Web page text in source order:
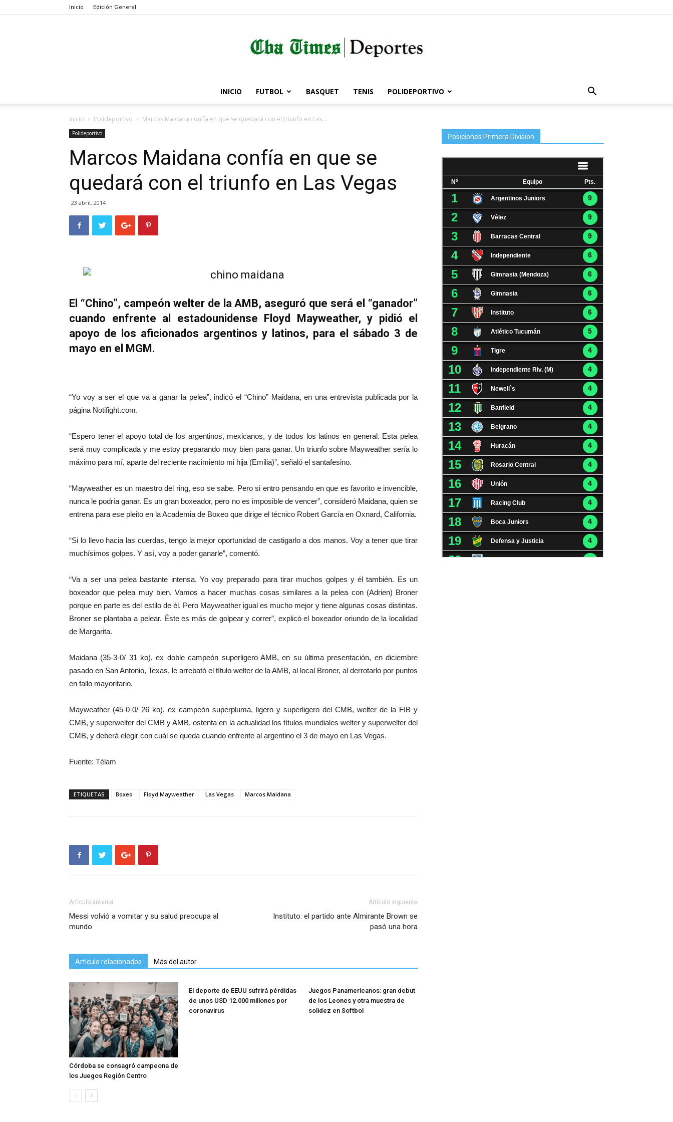
Inicio Edición General
Córdoba
Times
INICIO FUTBOL BASQUET TENIS POLIDEPORTIVO
Inicio Polideportivo Marcos Maidana confía en que se quedará con el triunfo en Las...
Polideportivo
Marcos Maidana confía en que se
quedará con el triunfo en Las Vegas
23 abril, 2014
El “Chino”, campeón welter de la AMB, aseguró que será el “ganador”
cuando enfrente al estadounidense Floyd Mayweather, y pidió el
apoyo de los aficionados argentinos y latinos, para el sábado 3 de
mayo en el MGM.
“Yo voy a ser el que va a ganar la pelea”, indicó el “Chino” Maidana, en una entrevista publicada por la
página Notifight.com.
“Espero tener el apoyo total de los argentinos, mexicanos, y de todos los latinos en general. Esta pelea
será muy complicada y me estoy preparando muy bien para ganar. Un triunfo sobre Mayweather sería lo
máximo para mí, aparte del reciente nacimiento mi hija (Emilia)”, señaló el santafesino.
“Mayweather es un maestro del ring, eso se sabe. Pero si entro pensando en que es favorito e invencible,
nunca le podría ganar. Es un gran boxeador, pero no es imposible de vencer”, consideró Maidana, quien se
entrena para ese pleito en la Academia de Boxeo que dirige el técnico Robert García en Oxnard, California.
“Si lo llevo hacia las cuerdas, tengo la mejor oportunidad de castigarlo a dos manos. Voy a tener que tirar
muchísimos golpes. Y así, voy a poder ganarle”, comentó.
“Va a ser una pelea bastante intensa. Yo voy preparado para tirar muchos golpes y él también. Es un
boxeador que pelea muy bien. Vamos a hacer muchas cosas similares a la pelea con (Adrien) Broner
porque en parte es del estilo de él. Pero Mayweather igual es mucho mejor y tiene algunas cosas distintas.
Broner se plantaba a pelear. Éste es más de golpear y correr”, explicó el boxeador oriundo de la localidad
de Margarita.
Maidana (35-3-0/ 31 ko), ex doble campeón superligero AMB, en su última presentación, en diciembre
pasado en San Antonio, Texas, le arrebató el título welter de la AMB, al local Broner, al derrotarlo por puntos
en fallo mayoritario.
Mayweather (45-0-0/ 26 ko), ex campeón superpluma, ligero y superligero del CMB, welter de la FIB y
CMB, y superwelter del CMB y AMB, ostenta en la actualidad los títulos mundiales welter y superwelter del
CMB, y deberá elegir con cuál se queda cuando enfrente al argentino el 3 de mayo en Las Vegas.
Fuente: Télam
ETIQUETAS Boxeo Floyd Mayweather Las Vegas Marcos Maidana
Artículo anterior
Messi volvió a vomitar y su salud preocupa al
mundo
Artículo siguiente
Instituto: el partido ante Almirante Brown se
pasó una hora
Artículo relacionados Más del autor
Córdoba se consagró campeona de
los Juegos Región Centro
El deporte de EEUU sufrirá pérdidas
de unos USD 12.000 millones por
coronavirus
Juegos Panamericanos: gran debut
de los Leones y otra muestra de
solidez en Softbol
Posiciones Primera Division